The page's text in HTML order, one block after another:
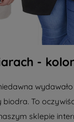
-
To
sklepie